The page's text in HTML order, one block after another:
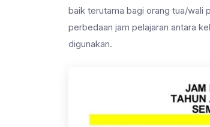
baik terutama bagi orang tua/wali
perbedaan jam pelajaran antara
digunakan.